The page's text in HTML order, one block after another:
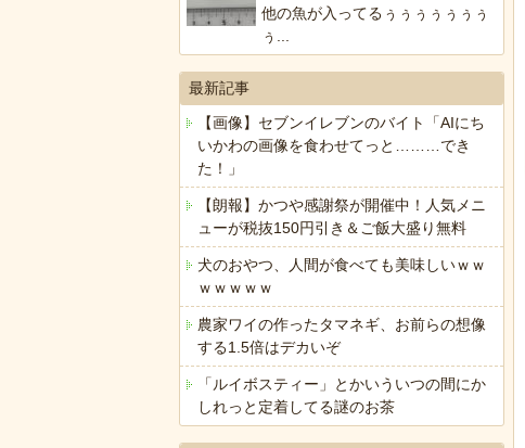
他の魚が入ってるぅぅぅぅぅぅぅ
ぅ...
最新記事
【画像】セブンイレブンのバイト「AIにち
いかわの画像を食わせてっと………でき
た！」
【朗報】かつや感謝祭が開催中！人気メニ
ューが税抜150円引き＆ご飯大盛り無料
犬のおやつ、人間が食べても美味しいｗｗ
ｗｗｗｗｗ
農家ワイの作ったタマネギ、お前らの想像
する1.5倍はデカいぞ
「ルイボスティー」とかいういつの間にか
しれっと定着してる謎のお茶